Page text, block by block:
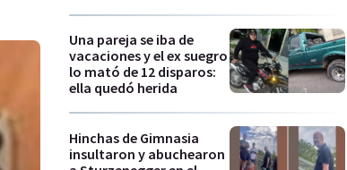
Una pareja se iba de
vacaciones y el ex suegro
lo mató de 12 disparos:
ella quedó herida
Hinchas de Gimnasia
insultaron y abuchearon